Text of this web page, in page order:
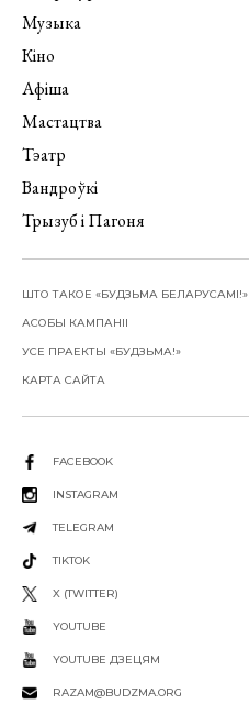
Музыка
Кіно
Афіша
Мастацтва
Тэатр
Вандроўкі
Трызуб і Пагоня
ШТО ТАКОЕ «БУДЗЬМА БЕЛАРУСАМІ!»
АСОБЫ КАМПАНІІ
УСЕ ПРАЕКТЫ «БУДЗЬМА!»
КАРТА САЙТА
FACEBOOK
INSTAGRAM
TELEGRAM
TIKTOK
X (TWITTER)
YOUTUBE
YOUTUBE ДЗЕЦЯМ
RAZAM@BUDZMA.ORG